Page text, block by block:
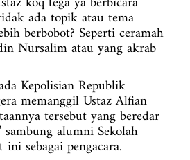
ada topik atau tema
berbobot? Seperti ceramah
Nursalim atau yang akrab
Kepolisian Republik
memanggil Ustaz Alfian
tersebut yang beredar
alumni Sekolah
sebagai pengacara.